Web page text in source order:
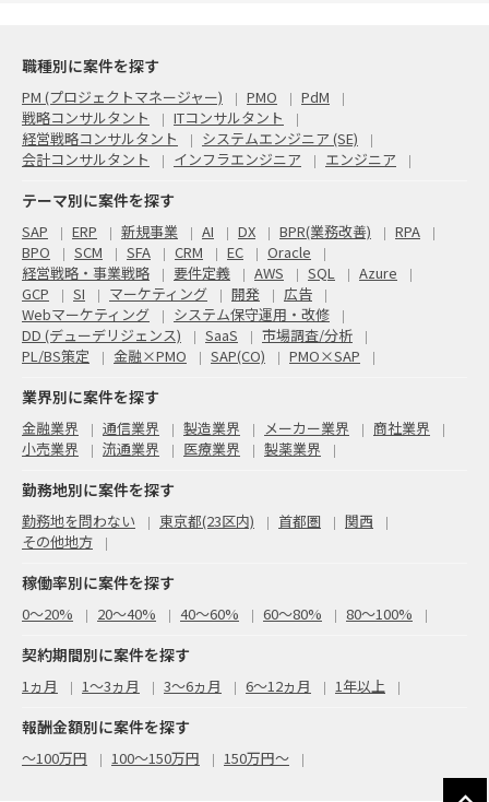
職種別に案件を探す
PM (プロジェクトマネージャー) PMO
PdM
戦略コンサルタント
ITコンサルタント
経営戦略コンサルタント
システムエンジニア (SE)
会計コンサルタント
インフラエンジニア エンジニア
テーマ別に案件を探す
SAP ERP 新規事業 AI DX BPR(業務改善)
RPA
BPO
SCM SFA CRM EC
Oracle
経営戦略・事業戦略
要件定義 AWS SQL
Azure
GCP
SI マーケティング 開発
広告
Webマーケティング
システム保守運用・改修
DD (デューデリジェンス)
SaaS
市場調査/分析
PL/BS策定
金融×PMO SAP(CO) PMO×SAP
業界別に案件を探す
金融業界 通信業界 製造業界 メーカー業界
商社業界
小売業界
流通業界 医療業界 製薬業界
勤務地別に案件を探す
勤務地を問わない 東京都(23区内) 首都圏
関西
その他地方
稼働率別に案件を探す
0〜20% 20〜40% 40〜60% 60〜80% 80〜100%
契約期間別に案件を探す
1ヵ月 1～3ヵ月 3～6ヵ月 6～12ヵ月 1年以上
報酬金額別に案件を探す
〜100万円 100〜150万円 150万円〜